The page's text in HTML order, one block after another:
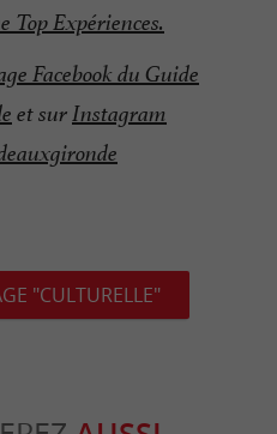
Top Expériences.
Facebook du Guide
et surInstagram
"CULTURELLE"